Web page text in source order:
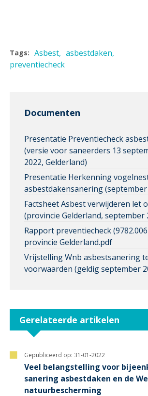
Tags: Asbest
asbestdaken
preventiecheck
Documenten
Presentatie Preventiecheck
(versie voor saneerders 13
2022, Gelderland)
Presentatie Herkenning
asbestdakensanering (september
Factsheet Asbest verwijderen let
(provincie Gelderland, september
Rapport preventiecheck (9782.006
provincie Gelderland.pdf
Vrijstelling Wnb asbestsanering
voorwaarden (geldig september
Gerelateerde artikelen
Gepubliceerd op: 31-01-2022
Veel belangstelling voor
sanering asbestdaken en de
natuurbescherming